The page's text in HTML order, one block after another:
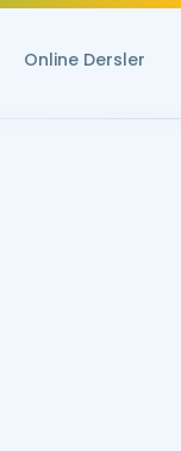
Online Dersler